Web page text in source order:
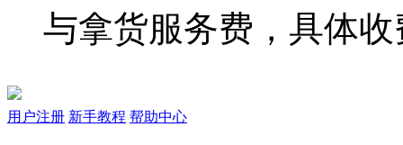
与拿货服务费，具体
用户注册 新手教程 帮助中心